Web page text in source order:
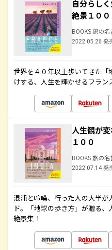
自分らし
絶景１００
BOOKS 旅の
2022.05.26 発
世界を４０年以上歩いてきた
けする、人生を輝かせるフラ
人生観が
１００
BOOKS 旅の
2022.07.14 発
混沌と喧噪、行った人の大半
ド。「地球の歩き方」が贈る
絶景集！